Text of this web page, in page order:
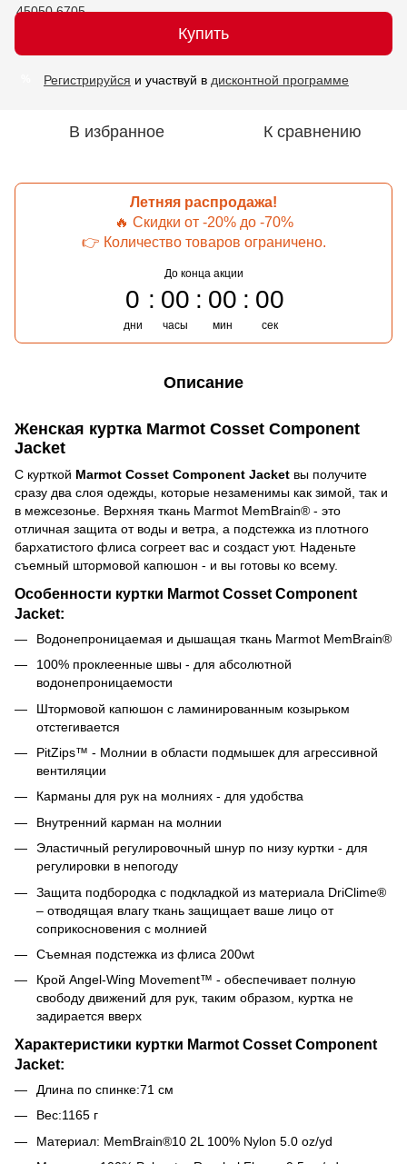
Купить
Регистрируйся и участвуй в дисконтной программе
В избранное К сравнению
Летняя распродажа!
🔥 Скидки от -20% до -70%
👉 Количество товаров ограничено.
До конца акции
0
дни
00
часы
00
мин
00
сек
Описание
Женская куртка Marmot Cosset Component
Jacket
С курткой Marmot Cosset Component Jacket вы получите
сразу два слоя одежды, которые незаменимы как зимой, так и
в межсезонье. Верхняя ткань Marmot MemBrain® - это
отличная защита от воды и ветра, а подстежка из плотного
бархатистого флиса согреет вас и создаст уют. Наденьте
съемный штормовой капюшон - и вы готовы ко всему.
Особенности куртки Marmot Cosset Component
Jacket:
Водонепроницаемая и дышащая ткань Marmot MemBrain®
100% проклеенные швы - для абсолютной
водонепроницаемости
Штормовой капюшон с ламинированным козырьком
отстегивается
PitZips™ - Молнии в области подмышек для агрессивной
вентиляции
Карманы для рук на молниях - для удобства
Внутренний карман на молнии
Эластичный регулировочный шнур по низу куртки - для
регулировки в непогоду
Защита подбородка с подкладкой из материала DriClime®
– отводящая влагу ткань защищает ваше лицо от
соприкосновения с молнией
Съемная подстежка из флиса 200wt
Крой Angel-Wing Movement™ - обеспечивает полную
свободу движений для рук, таким образом, куртка не
задирается вверх
Характеристики куртки Marmot Cosset Component
Jacket:
Длина по спинке:71 см
Вес:1165 г
Материал: MemBrain®10 2L 100% Nylon 5.0 oz/yd